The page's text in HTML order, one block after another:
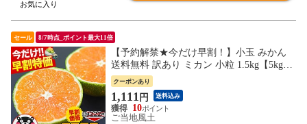
セール 8/7時点_ポイント最大11倍
【予約解禁★今だけ早割！】小玉 みかん
送料無料 訳あり ミカン 小粒 1.5kg【5kg以
下(5キロ・5k) 家庭用 サイズ 箱買い 】 果
物 熊本 極早生 柑橘 訳アリ 小玉 《9月中
旬-10月中旬---d2_kodamakan_q9_26_1222_1
500g---
クーポンあり
1,111 円 送料込み
10
ご当地風土